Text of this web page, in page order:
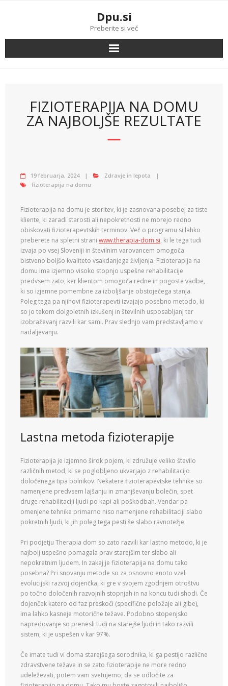
Dpu.si
Preberite si več
FIZIOTERAPIJA NA DOMU
ZA NAJBOLJŠE REZULTATE
19 februarja, 2024
Zdravje in lepota
fizioterapija na domu
Fizioterapija na domu je storitev, ki je zasnovana posebej za tiste
kliente, ki zaradi starosti ali nepokretnosti ne morejo redno
obiskovati fizioterapevtskih terminov. Več o programu si lahko
preberete na spletni strani www.therapia-dom.si, ki le tega tudi
izvaja po vsej Sloveniji in številnim varovancem omogoča
bistveno boljšo kvaliteto vsakdanjega življenja. Fizioterapija na
domu ima izjemno visoko stopnjo uspešne rehabilitacije
predvsem zato, ker klientom omogoča redne in pogoste vadbe,
ki so izjemne pomembne za izboljšanje obstoječega stanja.
Poleg tega pa njihovi fizioterapevti izvajajo posebno metodo, ki
so jo tekom dolgoletnih izkušenj in številnih usposabljanj ter
izobraževanj razvili kar sami. Prav slednjo vam predstavljamo v
nadaljevanju.
Lastna metoda fizioterapije
Fizioterapija je izjemno širok pojem, ki združuje veliko število
različnih metod, ki se poglobljeno ukvarjajo z rehabilitacijo
določenega tipa bolnikov. Nekatere fizioterapevtske tehnike so
namenjene predvsem lajšanju in zmanjševanju bolečin, spet
druge rehabilitaciji ljudi po kapi ali poškodbah. Vendar pa
omenjene tehnike primarno niso namenjene rehabilitaciji slabo
pokretnih ljudi, ki jih poleg tega pesti še slabo ravnotežje.
Pri podjetju Therapia dom so zato razvili kar lastno metodo, ki je
najbolj uspešno pomagala prav starejšim ter slabo ali
nepokretnim ljudem. In zakaj je fizioterapija na domu tako
posebna? Pri snovanju metode so za osnovno enoto vzeli
evolucijski razvoj dojenčka, ki gre v svojem zgodnjem otroštvu
po točno določenih razvojnih stopnjah in na koncu tudi shodi. Če
dojenček katero od faz preskoči (specifične položaje ali gibe),
ima lahko kasneje motorične težave. Podobno stopenjsko
napredovanje so prenesli tudi na starejše ljudi in tako razvili
sistem, ki je uspešen v kar 97%.
Če imate tudi vi doma starejšega sorodnika, ki ga pestijo različne
zdravstvene težave in se zato fizioterapije ne more redno
udeleževati, potem vam svetujemo, da se odločite za